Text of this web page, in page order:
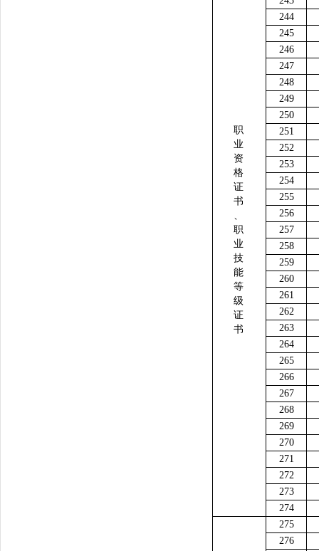
职
业
资
格
证
书
、
职
业
技
能
等
级
证
书
244
245
246
247
248
249
250
251
252
253
254
255
256
257
258
259
260
261
262
263
264
265
266
267
268
269
270
271
272
273
274
275
276